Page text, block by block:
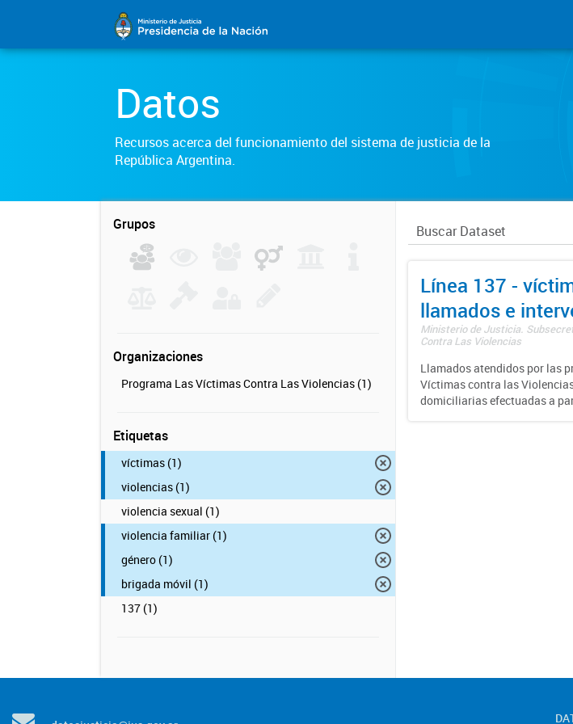
Datos
Recursos acerca del funcionamiento del sistema de justicia de la
República Argentina.
Grupos
Organizaciones
Programa Las Víctimas Contra Las Violencias (1)
Etiquetas
víctimas (1)
violencias (1)
violencia sexual (1)
violencia familiar (1)
género (1)
brigada móvil (1)
137 (1)
Línea 137 -
llamados e
Ministerio de Justicia.
Contra Las Violencias
Llamados atendidos por las
Víctimas contra las
domiciliarias efectuadas a